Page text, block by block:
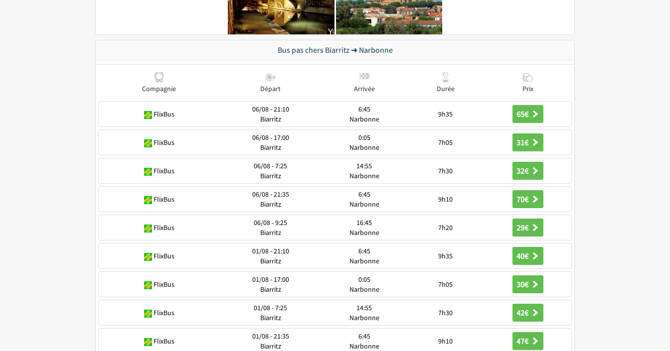
Bus pas chers Biarritz ➜ Narbonne
Compagnie Départ Arrivée Durée Prix
FlixBus
06/08 - 21:10
Biarritz
6:45
Narbonne
9h35 65€
FlixBus
06/08 - 17:00
Biarritz
0:05
Narbonne
7h05 31€
FlixBus
06/08 - 7:25
Biarritz
14:55
Narbonne
7h30 32€
FlixBus
06/08 - 21:35
Biarritz
6:45
Narbonne
9h10 70€
FlixBus
06/08 - 9:25
Biarritz
16:45
Narbonne
7h20 29€
FlixBus
01/08 - 21:10
Biarritz
6:45
Narbonne
9h35 40€
FlixBus
01/08 - 17:00
Biarritz
0:05
Narbonne
7h05 30€
FlixBus
01/08 - 7:25
Biarritz
14:55
Narbonne
7h30 42€
FlixBus
01/08 - 21:35
Biarritz
6:45
Narbonne
9h10 47€